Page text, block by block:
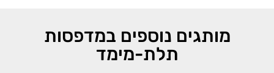
מותגים נוספים במדפסות
תלת-מימד